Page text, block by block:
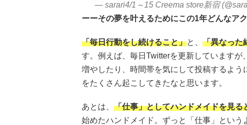
— sarari4/1～15 Creema store新宿
ーーその夢を叶えるためにこの1年どんなア
「毎日行動をし続けること」と、 「異なった
す。例えば、毎日Twitterを更新しています
増やしたり、時間帯を気にして投稿するよ
をたくさん起こしてきたなと思います。
あとは、 「仕事」としてハンドメイドを見る
始めたハンドメイド。ずっと「仕事」とい